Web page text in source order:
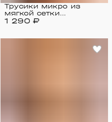
1 290 ₽
Трусики микро из
мягкой сетки
коричневые / Mesh